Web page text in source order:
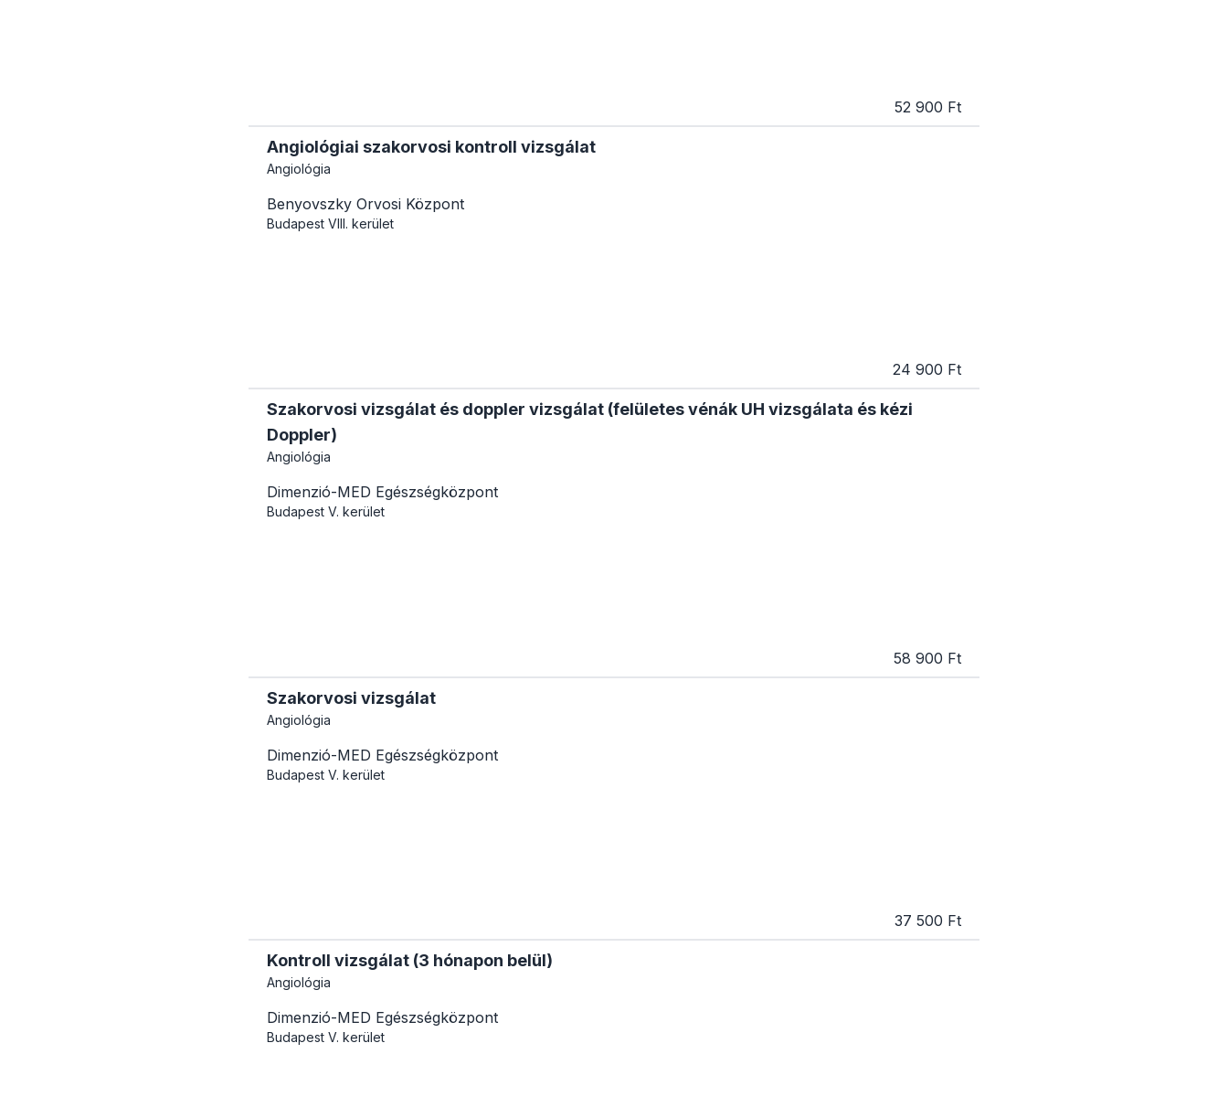
52 900 Ft
Angiológiai szakorvosi kontroll vizsgálat
Angiológia
Benyovszky Orvosi Központ
Budapest VIII. kerület
24 900 Ft
Szakorvosi vizsgálat és doppler vizsgálat (felületes vénák UH vizsgálata és kézi
Doppler)
Angiológia
Dimenzió-MED Egészségközpont
Budapest V. kerület
58 900 Ft
Szakorvosi vizsgálat
Angiológia
Dimenzió-MED Egészségközpont
Budapest V. kerület
37 500 Ft
Kontroll vizsgálat (3 hónapon belül)
Angiológia
Dimenzió-MED Egészségközpont
Budapest V. kerület